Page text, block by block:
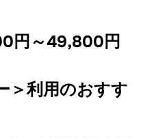
円～49,800円
＞利用のおすす